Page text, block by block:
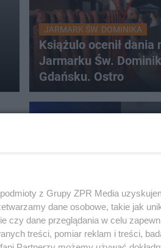
JARMARK ŚW. DOMINIKA
Książulo ocenił dania
Jarmarku Św.
Gdańsku. Ostro
BURZA
Dramatyczne chwile
jeziorze. W wodzie
się 39 nastolatków
z Grupy ZPR Media
dane osobowe, takie jak
czy dane przeglądania w celu
treści, pomiar reklam i treści,